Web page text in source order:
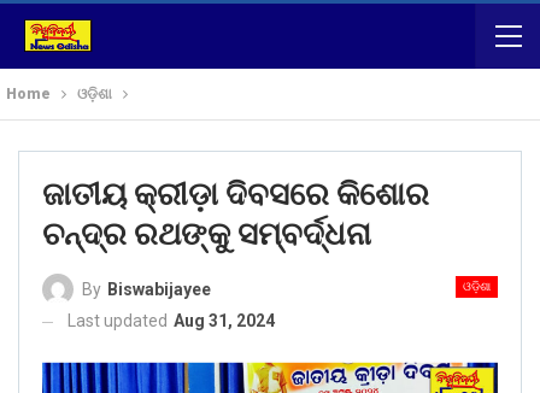
Home ଓଡ଼ିଶା
ଜାତୀୟ କ୍ରୀଡ଼ା ଦିବସରେ କିଶୋର
ଚନ୍ଦ୍ର ରଥଙ୍କୁ ସମ୍ବର୍ଦ୍ଧନା
ଓଡ଼ିଶା
By Biswabijayee
Last updated Aug 31, 2024